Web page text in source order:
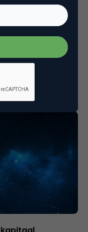
maar op 26 mei
zesde Next Night